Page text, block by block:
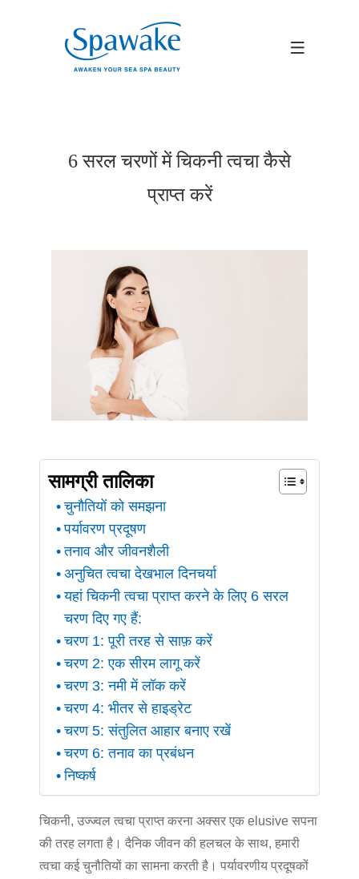
6 सरल चरणों में चिकनी त्वचा कैसे
प्राप्त करें
सामग्री तालिका
चुनौतियों को समझना
पर्यावरण प्रदूषण
तनाव और जीवनशैली
अनुचित त्वचा देखभाल दिनचर्या
यहां चिकनी त्वचा प्राप्त करने के लिए 6 सरल
चरण दिए गए हैं:
चरण 1: पूरी तरह से साफ़ करें
चरण 2: एक सीरम लागू करें
चरण 3: नमी में लॉक करें
चरण 4: भीतर से हाइड्रेट
चरण 5: संतुलित आहार बनाए रखें
चरण 6: तनाव का प्रबंधन
निष्कर्ष
चिकनी, उज्ज्वल त्वचा प्राप्त करना अक्सर एक elusive सपना
की तरह लगता है। दैनिक जीवन की हलचल के साथ, हमारी
त्वचा कई चुनौतियों का सामना करती है। पर्यावरणीय प्रदूषकों